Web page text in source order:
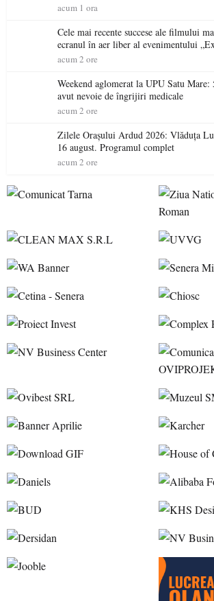
acum 1 ora
Cele mai recente succese ale filmului
ecranul în aer liber al evenimentului
cinematografice Partium”
acum 2 ore
Weekend aglomerat la UPU Satu Mare:
avut nevoie de îngrijiri medicale
acum 2 ore
Zilele Orașului Ardud 2026: Vlăduța
16 august. Programul complet
acum 2 ore